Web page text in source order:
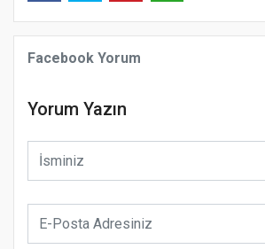
Facebook Yorum
Yorum Yazın